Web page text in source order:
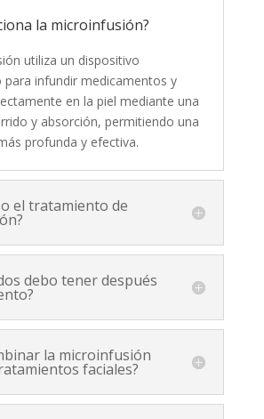
la microinfusión?
utiliza un dispositivo
para infundir medicamentos y
en la piel mediante una
y absorción, permitiendo una
profunda y efectiva.
el tratamiento de
debo tener después
la microinfusión
faciales?